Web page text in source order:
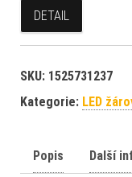
DETAIL
SKU: 1525731237
Kategorie: LED
Popis Další